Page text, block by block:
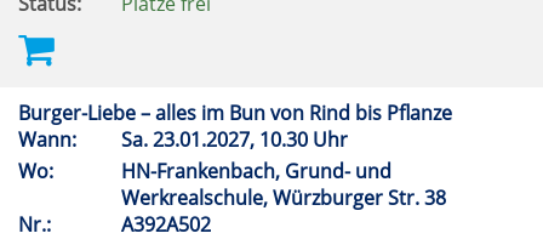
Burger-Liebe – alles im Bun von Rind bis Pflanze
Wann:
Sa.23.01.2027, 10.30 Uhr
Wo:
HN-Frankenbach, Grund- und
Werkrealschule, Würzburger Str. 38
Nr.:
A392A502